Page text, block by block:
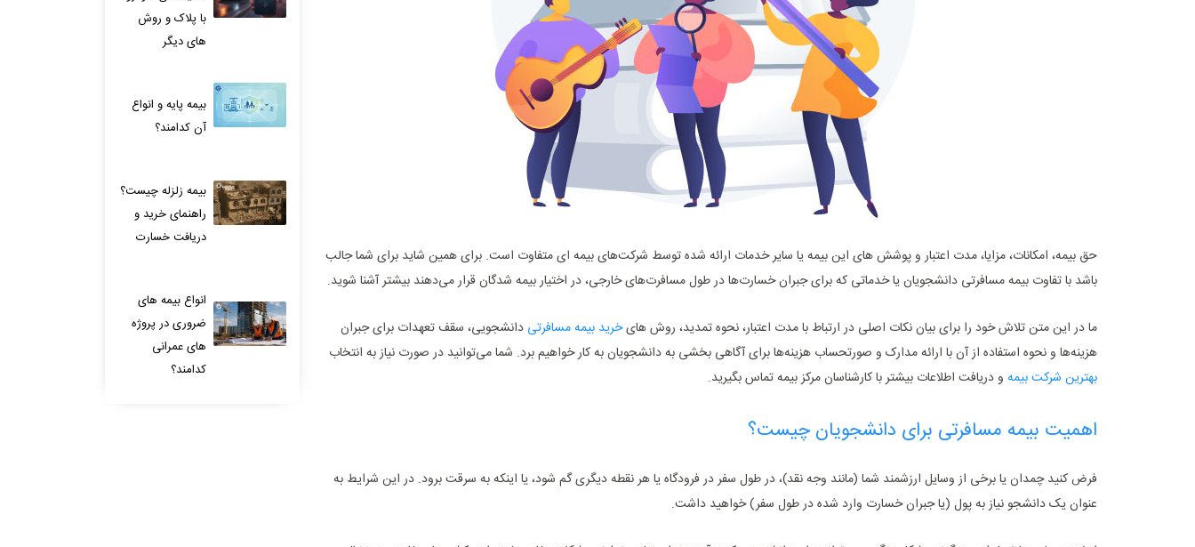
حق بیمه، امکانات، مزایا، مدت اعتبار و پوشش های این بیمه یا سایر خدمات ارائه شده توسط شرکت‌های بیمه ای متفاوت است. برای همین شاید برای شما جالب
باشد با تفاوت بیمه مسافرتی دانشجویان یا خدماتی که برای جبران خسارت‌ها در طول مسافرت‌های خارجی، در اختیار بیمه شدگان قرار می‌دهند بیشتر آشنا شوید.
ما در این متن تلاش خود را برای بیان نکات اصلی در ارتباط با مدت اعتبار، نحوه تمدید، روش هایخرید بیمه مسافرتی دانشجویی، سقف تعهدات برای جبران
هزینه‌ها و نحوه استفاده از آن با ارائه مدارک و صورتحساب هزینه‌ها برای آگاهی بخشی به دانشجویان به کار خواهیم برد. شما می‌توانید در صورت نیاز به انتخاب
بهترین شرکت بیمه و دریافت اطلاعات بیشتر با کارشناسان مرکز بیمه تماس بگیرید.
اهمیت بیمه مسافرتی برای دانشجویان چیست؟
فرض کنید چمدان یا برخی از وسایل ارزشمند شما (مانند وجه نقد)، در طول سفر در فرودگاه یا هر نقطه دیگری گم شود، یا اینکه به سرقت برود. در این شرایط به
عنوان یک دانشجو نیاز به پول (یا جبران خسارت وارد شده در طول سفر) خواهید داشت.
با پلاک و روش
های دیگر
بیمه پایه و انواع
آن کدامند؟
بیمه زلزله چیست؟
راهنمای خرید و
دریافت خسارت
انواع بیمه های
ضروری در پروژه
های عمرانی
کدامند؟